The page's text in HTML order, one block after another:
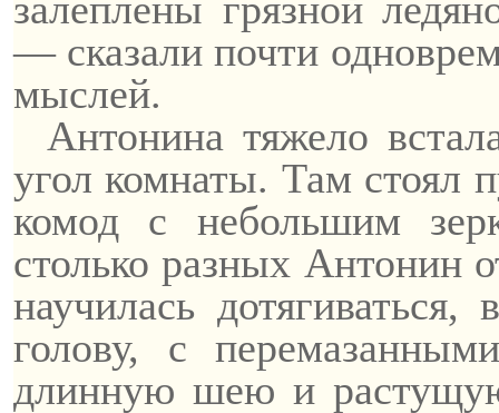
— сказали почти
мыслей.
Антонина тяжело
угол комнаты. Там стоял
комод с небольшим
столько разных Антонин
научилась
голову, с
длинную шею и